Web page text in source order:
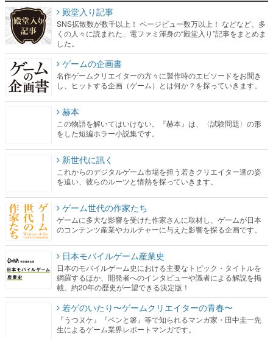
殿堂入り記事
SNS拡散数が数千以上！ ページビュー数万以上！ などなど。多
くの人々に読まれた、電ファミ渾身の“殿堂入り”記事をまとめま
した。
ゲームの企画書
名作ゲームクリエイターの方々に製作時のエピソードをお聞き
し、ヒットする企画（ゲーム）とは何か？を探っていきます。
赫本
この物語を解いてはいけない。『赫本』は、〈試験問題〉の形
をした短編ホラー小説集です。
新世代に訊く
これからのデジタルゲーム市場を担う若きクリエイター達の姿
を追い、彼らのルーツと情熱を探っていきます。
ゲーム世代の作家たち
ゲームに多大な影響を受けた作家さんに取材し、ゲームが日本
のコンテンツ産業やカルチャーに与えた影響を探る企画です。
日本モバイルゲーム産業史
日本のモバイルゲーム史における主要なトピック・タイトルを
網羅するほか、開発者へのインタビューや識者による解説を掲
載。約20年の歴史が一望できる決定版！
若ゲのいたり〜ゲームクリエイターの青春〜
『うつヌケ』『ペンと箸』等で知られるマンガ家・田中圭一先
生によるゲーム業界レポートマンガです。